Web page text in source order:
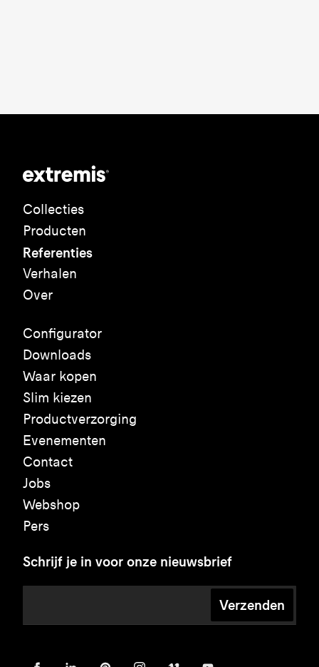
Collecties
Producten
Referenties
Verhalen
Over
Configurator
Downloads
Waar kopen
Slim kiezen
Productverzorging
Evenementen
Contact
Jobs
Webshop
Pers
Schrijf je in voor onze nieuwsbrief
Verzenden